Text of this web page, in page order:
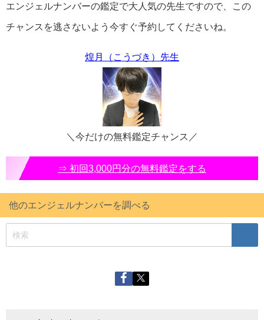
エンジェルナンバーの鑑定で大人気の先生ですので、この
チャンスを逃さないよう今すぐ予約してくださいね。
煌月（こうづき）先生
＼今だけの無料鑑定チャンス／
⇒ 初回3,000円分の無料鑑定をする
他のエンジェルナンバーを調べる